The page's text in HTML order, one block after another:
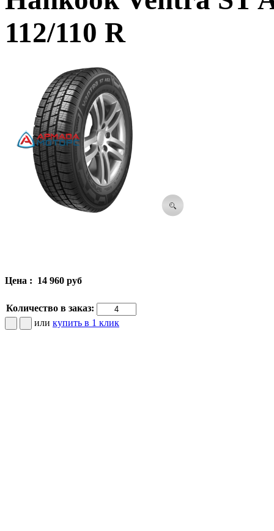
112/110 R
Цена : 14 960 руб
Количество в заказ:
или купить в 1 клик